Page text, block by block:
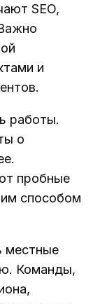
SEO,
и
работы.
о
пробные
способом
местные
Команды,